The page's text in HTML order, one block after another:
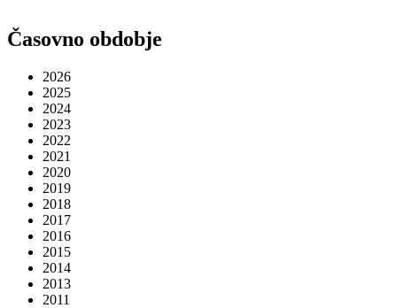
Časovno obdobje
2026
2025
2024
2023
2022
2021
2020
2019
2018
2017
2016
2015
2014
2013
2011